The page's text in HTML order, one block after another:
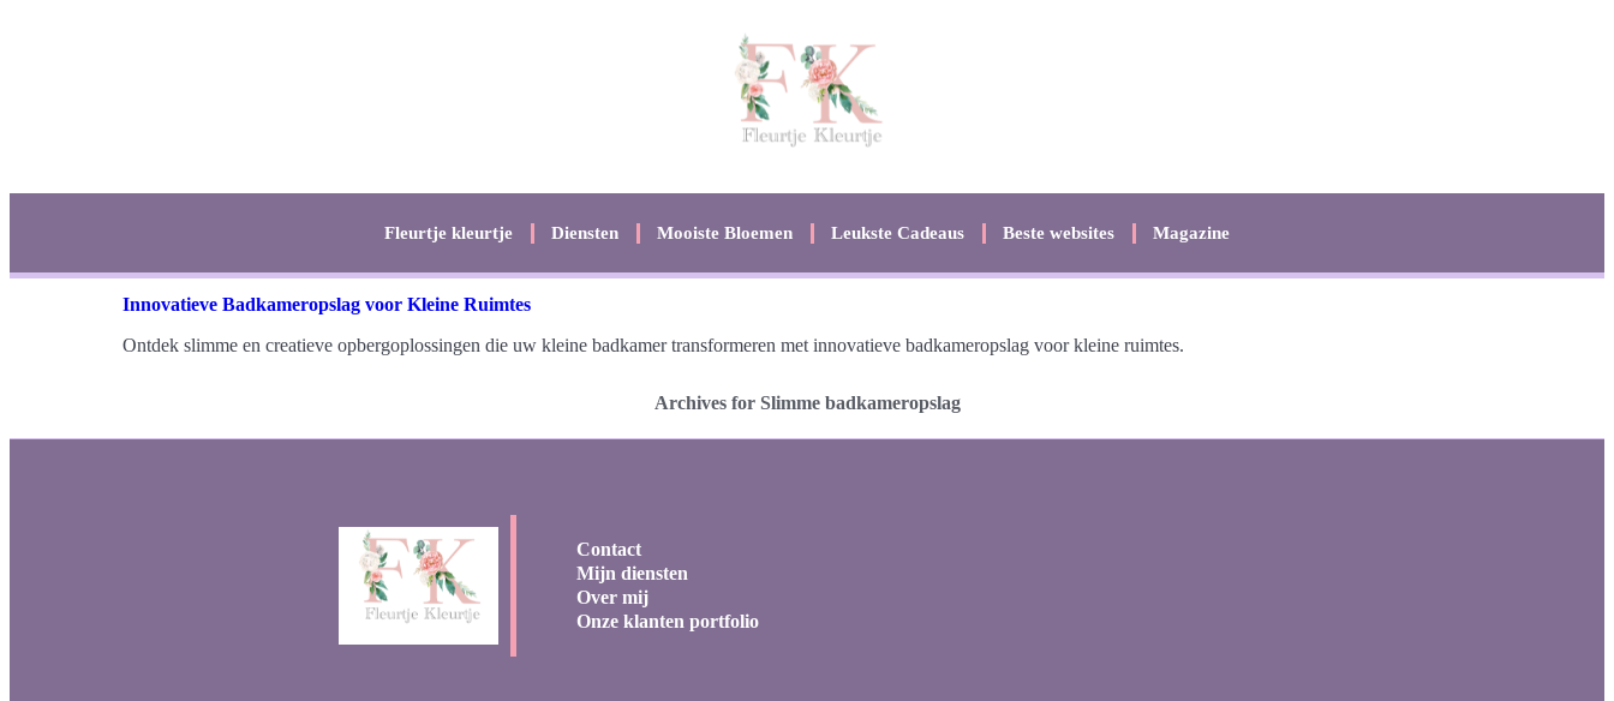
Fleurtje kleurtje Diensten Mooiste Bloemen Leukste Cadeaus Beste websites Magazine
Innovatieve Badkameropslag voor Kleine Ruimtes
Ontdek slimme en creatieve opbergoplossingen die uw kleine badkamer transformeren met innovatieve badkameropslag voor kleine ruimtes.
Archives for Slimme badkameropslag
Contact
Mijn diensten
Over mij
Onze klanten portfolio